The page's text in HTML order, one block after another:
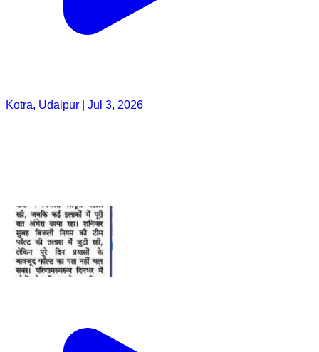
Kotra, Udaipur | Jul 3, 2026